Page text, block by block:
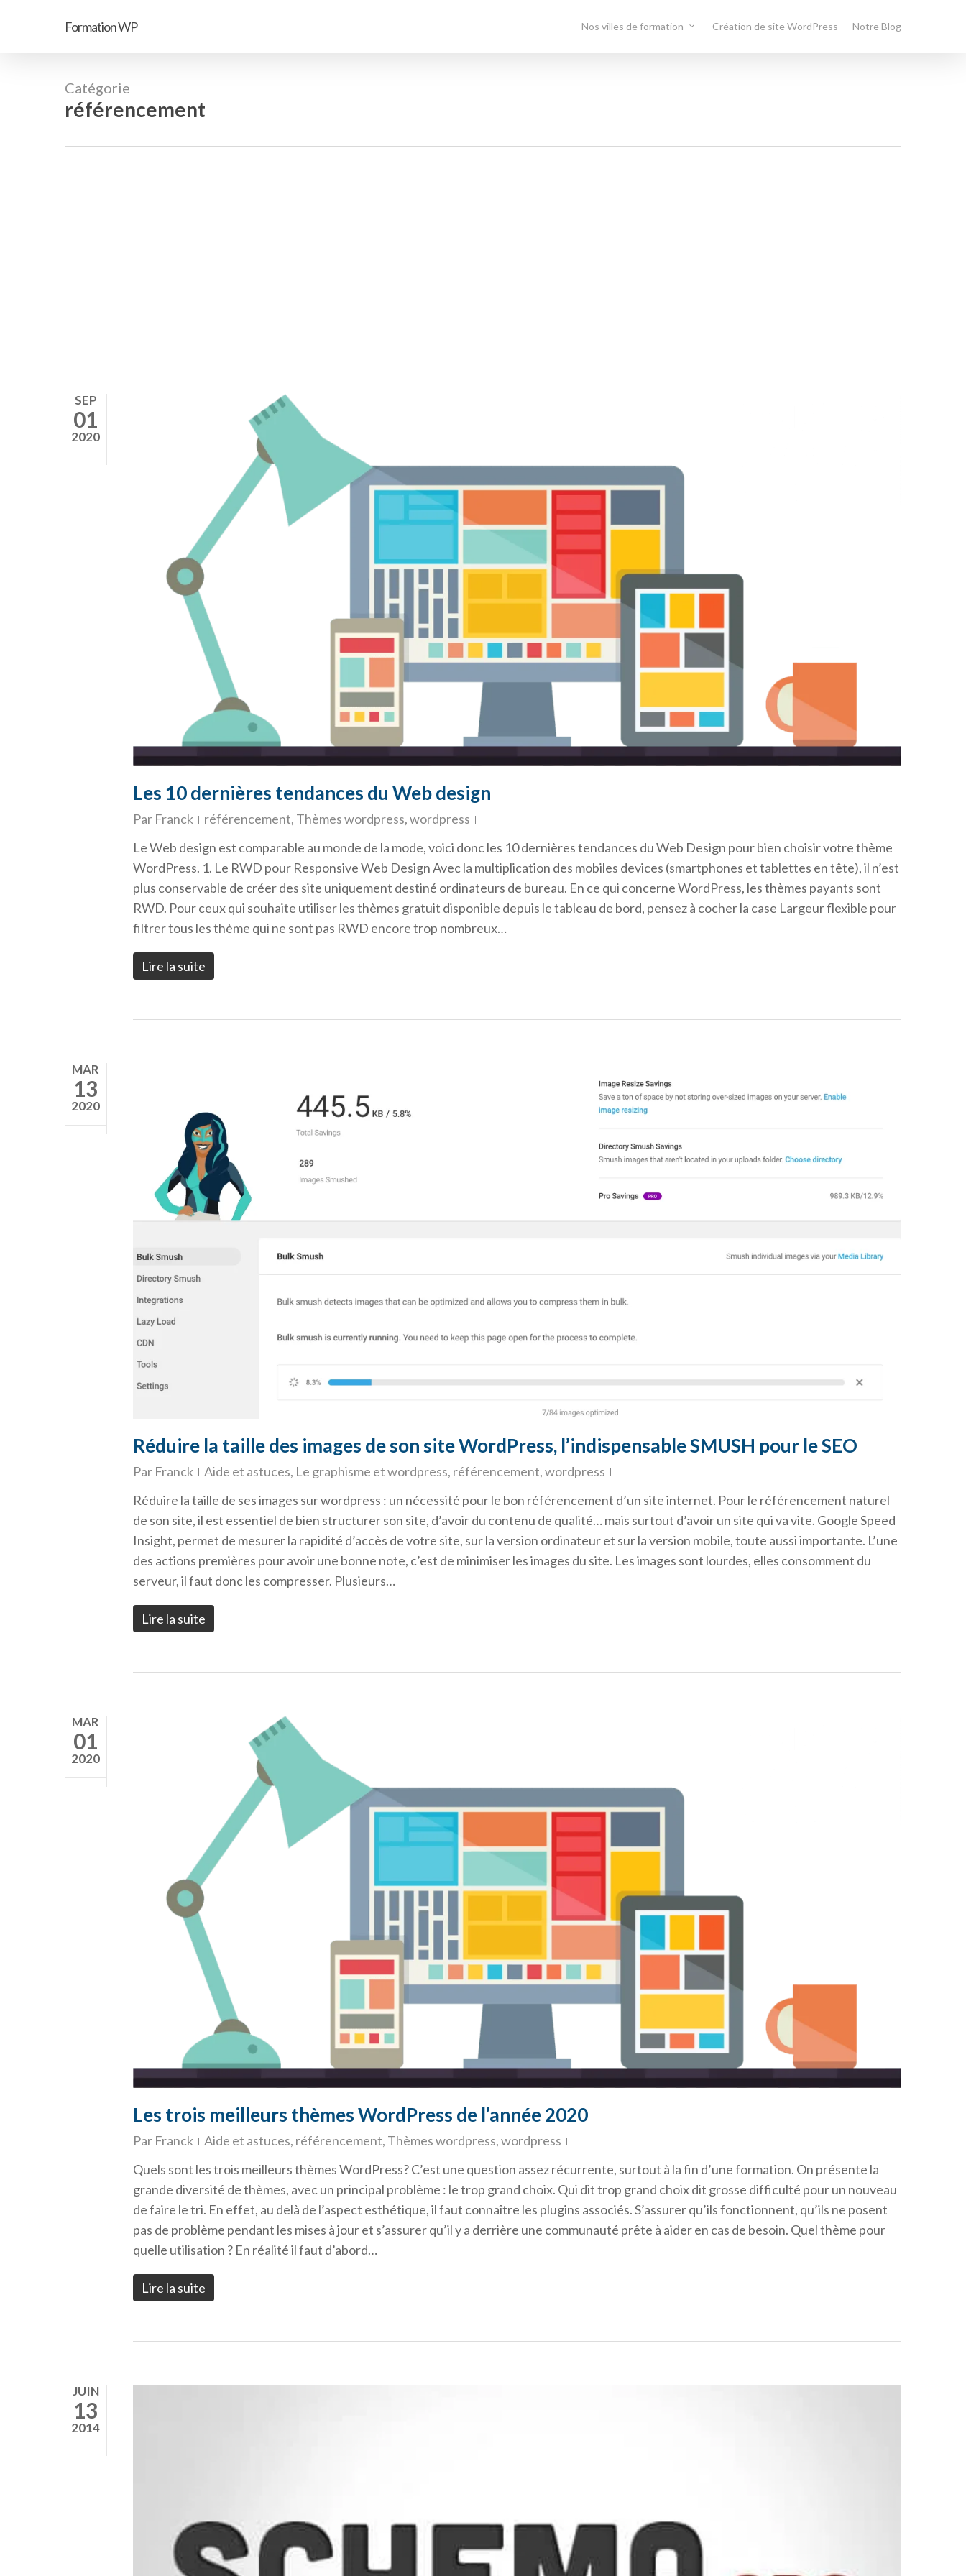
Formation WP Nos villes de formation Création de site WordPress Notre Blog
Catégorie
référencement
SEP
01
2020
Les 10 dernières tendances du Web design
Par Franck référencement, Thèmes wordpress,wordpress
Le Web design est comparable au monde de la mode, voici donc les 10 dernières tendances du Web Design pour bien choisir votre thème
WordPress. 1. Le RWD pour Responsive Web Design Avec la multiplication des mobiles devices (smartphones et tablettes en tête), il n’est
plus conservable de créer des site uniquement destiné ordinateurs de bureau. En ce qui concerne WordPress, les thèmes payants sont
RWD. Pour ceux qui souhaite utiliser les thèmes gratuit disponible depuis le tableau de bord, pensez à cocher la case Largeur flexible pour
filtrer tous les thème qui ne sont pas RWD encore trop nombreux…
Lire la suite
MAR
13
2020
Réduire la taille des images de son site WordPress, l’indispensable SMUSH pour le SEO
Par Franck Aide et astuces, Le graphisme et wordpress, référencement,wordpress
Réduire la taille de ses images sur wordpress : un nécessité pour le bon référencement d’un site internet. Pour le référencement naturel
de son site, il est essentiel de bien structurer son site, d’avoir du contenu de qualité… mais surtout d’avoir un site qui va vite. Google Speed
Insight, permet de mesurer la rapidité d’accès de votre site, sur la version ordinateur et sur la version mobile, toute aussi importante. L’une
des actions premières pour avoir une bonne note, c’est de minimiser les images du site. Les images sont lourdes, elles consomment du
serveur, il faut donc les compresser. Plusieurs…
Lire la suite
MAR
01
2020
Les trois meilleurs thèmes WordPress de l’année 2020
Par Franck Aide et astuces, référencement, Thèmes wordpress,wordpress
Quels sont les trois meilleurs thèmes WordPress? C’est une question assez récurrente, surtout à la fin d’une formation. On présente la
grande diversité de thèmes, avec un principal problème : le trop grand choix. Qui dit trop grand choix dit grosse difficulté pour un nouveau
de faire le tri. En effet, au delà de l’aspect esthétique, il faut connaître les plugins associés. S’assurer qu’ils fonctionnent, qu’ils ne posent
pas de problème pendant les mises à jour et s’assurer qu’il y a derrière une communauté prête à aider en cas de besoin. Quel thème pour
quelle utilisation ? En réalité il faut d’abord…
Lire la suite
JUIN
13
2014